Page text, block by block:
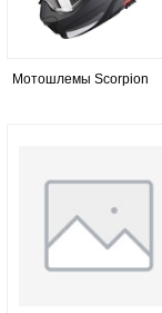
Мотошлемы Scorpion